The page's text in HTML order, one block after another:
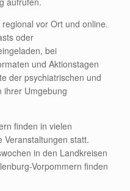
vor Ort und online.
oder
bei
und Aktionstagen
der psychiatrischen und
ihrer Umgebung
finden in vielen
Veranstaltungen statt.
in den Landkreisen
Vorpommern finden